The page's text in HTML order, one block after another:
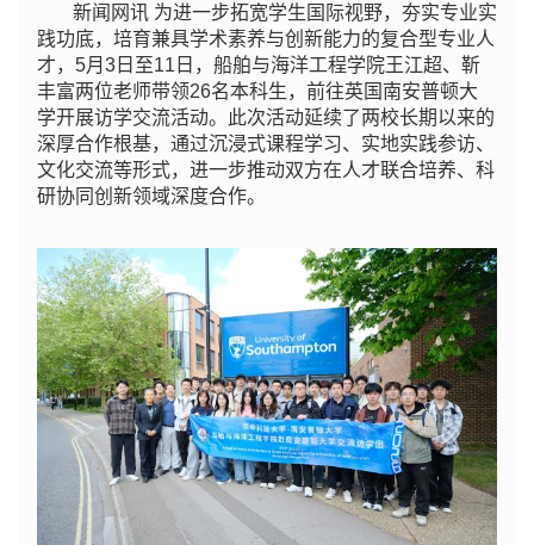
新闻网讯 为进一步拓宽学生国际视野，夯实专业实
践功底，培育兼具学术素养与创新能力的复合型专业人
才，5月3日至11日，船舶与海洋工程学院王江超、靳
丰富两位老师带领26名本科生，前往英国南安普顿大
学开展访学交流活动。此次活动延续了两校长期以来的
深厚合作根基，通过沉浸式课程学习、实地实践参访、
文化交流等形式，进一步推动双方在人才联合培养、科
研协同创新领域深度合作。